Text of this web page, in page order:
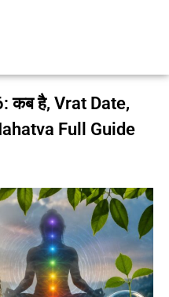
कब है, Vrat Date,
Full Guide